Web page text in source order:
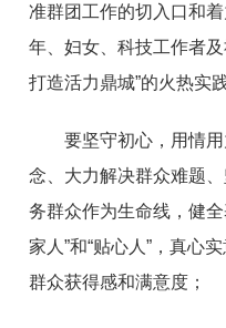
准群团工作的切入口和
年、妇女、科技工作者及
打造活力鼎城”的火热实
要坚守初心，用情
念、大力解决群众难题
务群众作为生命线，健
家人”和“贴心人”，真心
群众获得感和满意度；